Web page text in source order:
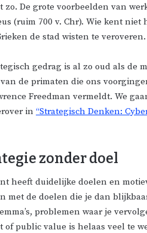
zo. De grote voorbeelden van
(ruim 700 v. Chr). Wie kent
de stad wisten te veroveren.
gedrag is al zo oud als de
de primaten die ons
Freedman vermeldt. We
in “Strategisch Denken:
zonder doel
heeft duidelijke doelen en
met de doelen die je dan
problemen waar je
public value is helaas veel te